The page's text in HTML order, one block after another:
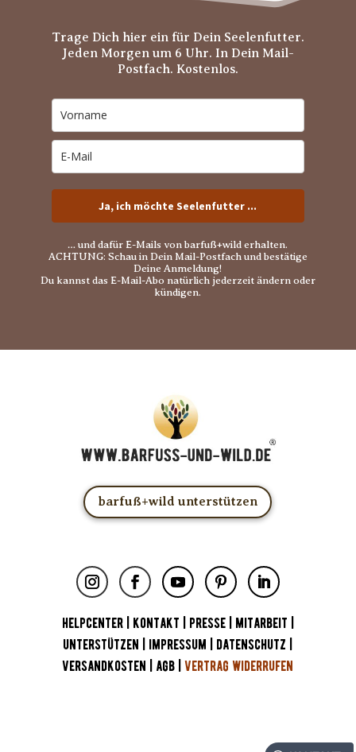
Trage Dich hier ein für Dein Seelenfutter.
Jeden Morgen um 6 Uhr. In Dein Mail-
Postfach. Kostenlos.
Ja, ich möchte Seelenfutter ...
… und dafür E-Mails von barfuß+wild erhalten.
ACHTUNG: Schau in Dein Mail-Postfach und bestätige
Deine Anmeldung!
Du kannst das E-Mail-Abo natürlich jederzeit ändern oder
kündigen.
barfuß+wild unterstützen
HELPCENTER| KONTAKT PRESSE| MITARBEIT
UNTERSTÜTZEN
IMPRESSUM DATENSCHUTZ
VERSANDKOSTEN
AGB |VERTRAG WIDERRUFEN